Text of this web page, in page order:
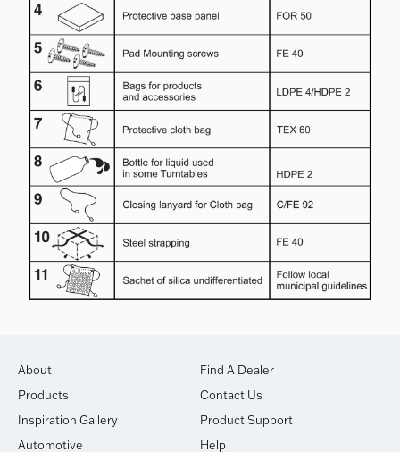
About
Products
Inspiration Gallery
Automotive
Find A Dealer
Contact Us
Product Support
Help